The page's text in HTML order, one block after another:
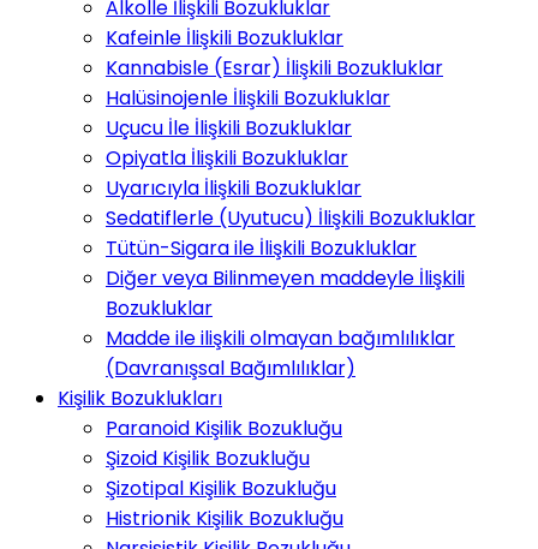
Alkolle İlişkili Bozukluklar
Kafeinle İlişkili Bozukluklar
Kannabisle (Esrar) İlişkili Bozukluklar
Halüsinojenle İlişkili Bozukluklar
Uçucu İle İlişkili Bozukluklar
Opiyatla İlişkili Bozukluklar
Uyarıcıyla İlişkili Bozukluklar
Sedatiflerle (Uyutucu) İlişkili Bozukluklar
Tütün-Sigara ile İlişkili Bozukluklar
Diğer veya Bilinmeyen maddeyle İlişkili
Bozukluklar
Madde ile ilişkili olmayan bağımlılıklar
(Davranışsal Bağımlılıklar)
Kişilik Bozuklukları
Paranoid Kişilik Bozukluğu
Şizoid Kişilik Bozukluğu
Şizotipal Kişilik Bozukluğu
Histrionik Kişilik Bozukluğu